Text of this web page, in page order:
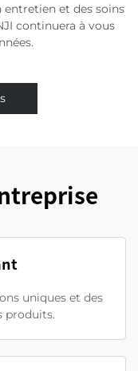
et des soins
continuera à vous
uniques et des
produits.